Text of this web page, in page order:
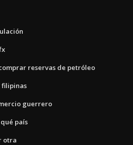
reservas de petróleo
filipinas
guerrero
país
otra